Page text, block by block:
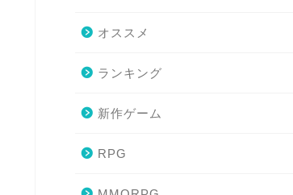
オススメ
ランキング
新作ゲーム
RPG